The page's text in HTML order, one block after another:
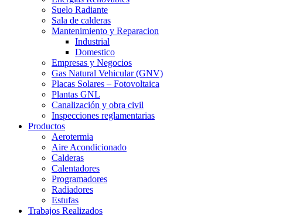
Suelo Radiante
Sala de calderas
Mantenimiento y Reparacion
Industrial
Domestico
Empresas y Negocios
Gas Natural Vehicular (GNV)
Placas Solares – Fotovoltaica
Plantas GNL
Canalización y obra civil
Inspecciones reglamentarias
Productos
Aerotermia
Aire Acondicionado
Calderas
Calentadores
Programadores
Radiadores
Estufas
Trabajos Realizados